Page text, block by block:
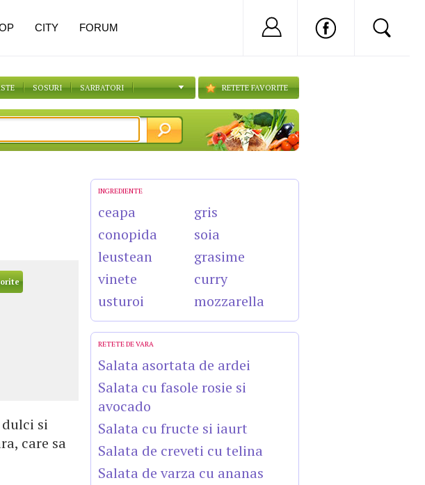
SOSURI SARBATORI RETETE FAVORITE
dulci si
care sa
INGREDIENTE
ceapa
conopida
leustean
vinete
usturoi
gris
soia
grasime
curry
mozzarella
RETETE DE VARA
Salata asortata de ardei
Salata cu fasole rosie si
avocado
Salata cu fructe si iaurt
Salata de creveti cu telina
Salata de varza cu ananas
CITY FORUM Nu ai cont?